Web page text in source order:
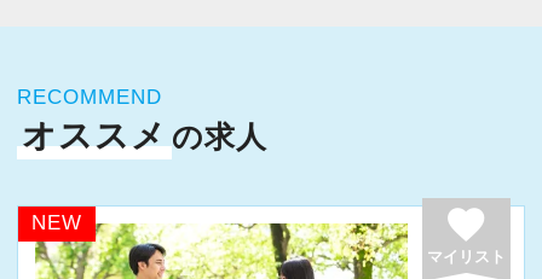
RECOMMEND
オススメ の求人
NEW favorite
マイリスト